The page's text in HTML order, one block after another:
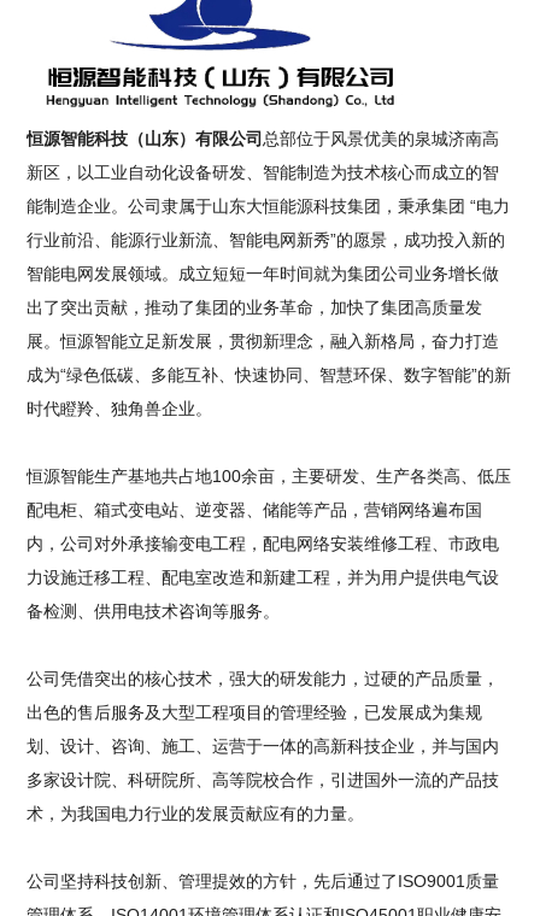
恒源智能科技（山东）有限公司 总部位于风景优美的泉城济南高
新区，以工业自动化设备研发、智能制造为技术核心而成立的智
能制造企业。公司隶属于山东大恒能源科技集团，秉承集团 “电力
行业前沿、能源行业新流、智能电网新秀”的愿景，成功投入新的
智能电网发展领域。成立短短一年时间就为集团公司业务增长做
出了突出贡献，推动了集团的业务革命，加快了集团高质量发
展。恒源智能立足新发展，贯彻新理念，融入新格局，奋力打造
成为“绿色低碳、多能互补、快速协同、智慧环保、数字智能”的新
时代瞪羚、独角兽企业。
恒源智能生产基地共占地100余亩，主要研发、生产各类高、低压
配电柜、箱式变电站、逆变器、储能等产品，营销网络遍布国
内，公司对外承接输变电工程，配电网络安装维修工程、市政电
力设施迁移工程、配电室改造和新建工程，并为用户提供电气设
备检测、供用电技术咨询等服务。
公司凭借突出的核心技术，强大的研发能力，过硬的产品质量，
出色的售后服务及大型工程项目的管理经验，已发展成为集规
划、设计、咨询、施工、运营于一体的高新科技企业，并与国内
多家设计院、科研院所、高等院校合作，引进国外一流的产品技
术，为我国电力行业的发展贡献应有的力量。
公司坚持科技创新、管理提效的方针，先后通过了ISO9001质量